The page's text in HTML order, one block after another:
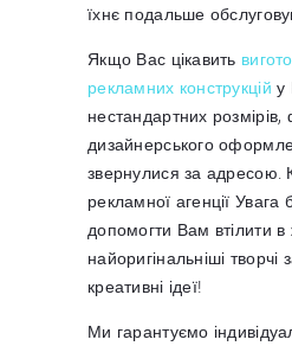
їхнє подальше
Якщо Вас цікавить
рекламних конструкцій у
нестандартних
дизайнерського
звернулися за адресою.
рекламної агенції Увага
допомогти Вам втілити в
найоригінальніші творчі
креативні ідеї!
Ми гарантуємо